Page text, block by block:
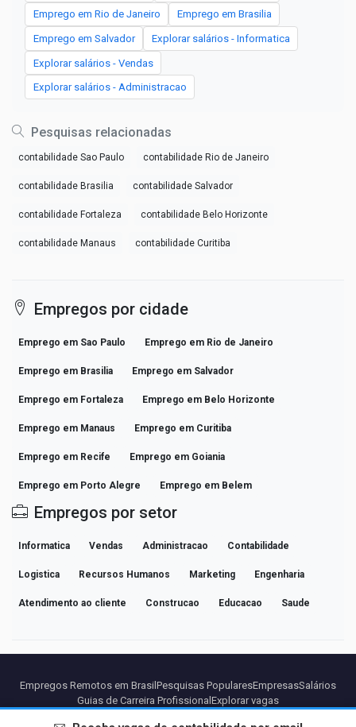
Emprego em Rio de Janeiro Emprego em Brasilia
Emprego em Salvador Explorar salários - Informatica
Explorar salários - Vendas
Explorar salários - Administracao
Pesquisas relacionadas
contabilidade Sao Paulo contabilidade Rio de Janeiro
contabilidade Brasilia contabilidade Salvador
contabilidade Fortaleza contabilidade Belo Horizonte
contabilidade Manaus contabilidade Curitiba
Empregos por cidade
Emprego em Sao Paulo Emprego em Rio de Janeiro
Emprego em Brasilia Emprego em Salvador
Emprego em Fortaleza Emprego em Belo Horizonte
Emprego em Manaus Emprego em Curitiba
Emprego em Recife Emprego em Goiania
Emprego em Porto Alegre Emprego em Belem
Empregos por setor
Informatica Vendas Administracao Contabilidade
Logistica Recursos Humanos Marketing Engenharia
Atendimento ao cliente Construcao Educacao Saude
Empregos Remotos em Brasil Pesquisas PopularesEmpresasSalários
Guias de Carreira Profissional Explorar vagas